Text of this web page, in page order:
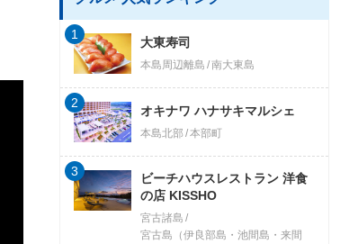
大東寿司
本島周辺離島 南大東島
1
オキナワ ハナサキマルシェ
本島北部 本部町
2
ビーチハウスレストラン 洋食
の店 KISSHO
宮古諸島
宮古島（伊良部島・池間島・来間
3